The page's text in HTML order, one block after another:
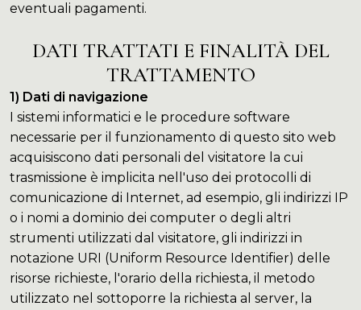
eventuali pagamenti.
DATI TRATTATI E FINALITÀ DEL
TRATTAMENTO
1) Dati di navigazione
I sistemi informatici e le procedure software
necessarie per il funzionamento di questo sito web
acquisiscono dati personali del visitatore la cui
trasmissione è implicita nell'uso dei protocolli di
comunicazione di Internet, ad esempio, gli indirizzi IP
o i nomi a dominio dei computer o degli altri
strumenti utilizzati dal visitatore, gli indirizzi in
notazione URI (Uniform Resource Identifier) delle
risorse richieste, l'orario della richiesta, il metodo
utilizzato nel sottoporre la richiesta al server, la